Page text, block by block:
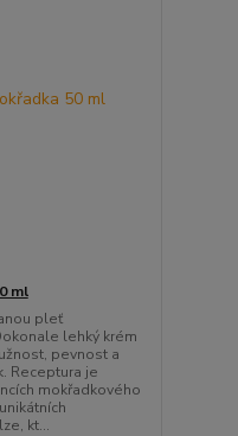
ml
pleť
lehký krém
pevnost a
Receptura je
mokřadkového
kt...